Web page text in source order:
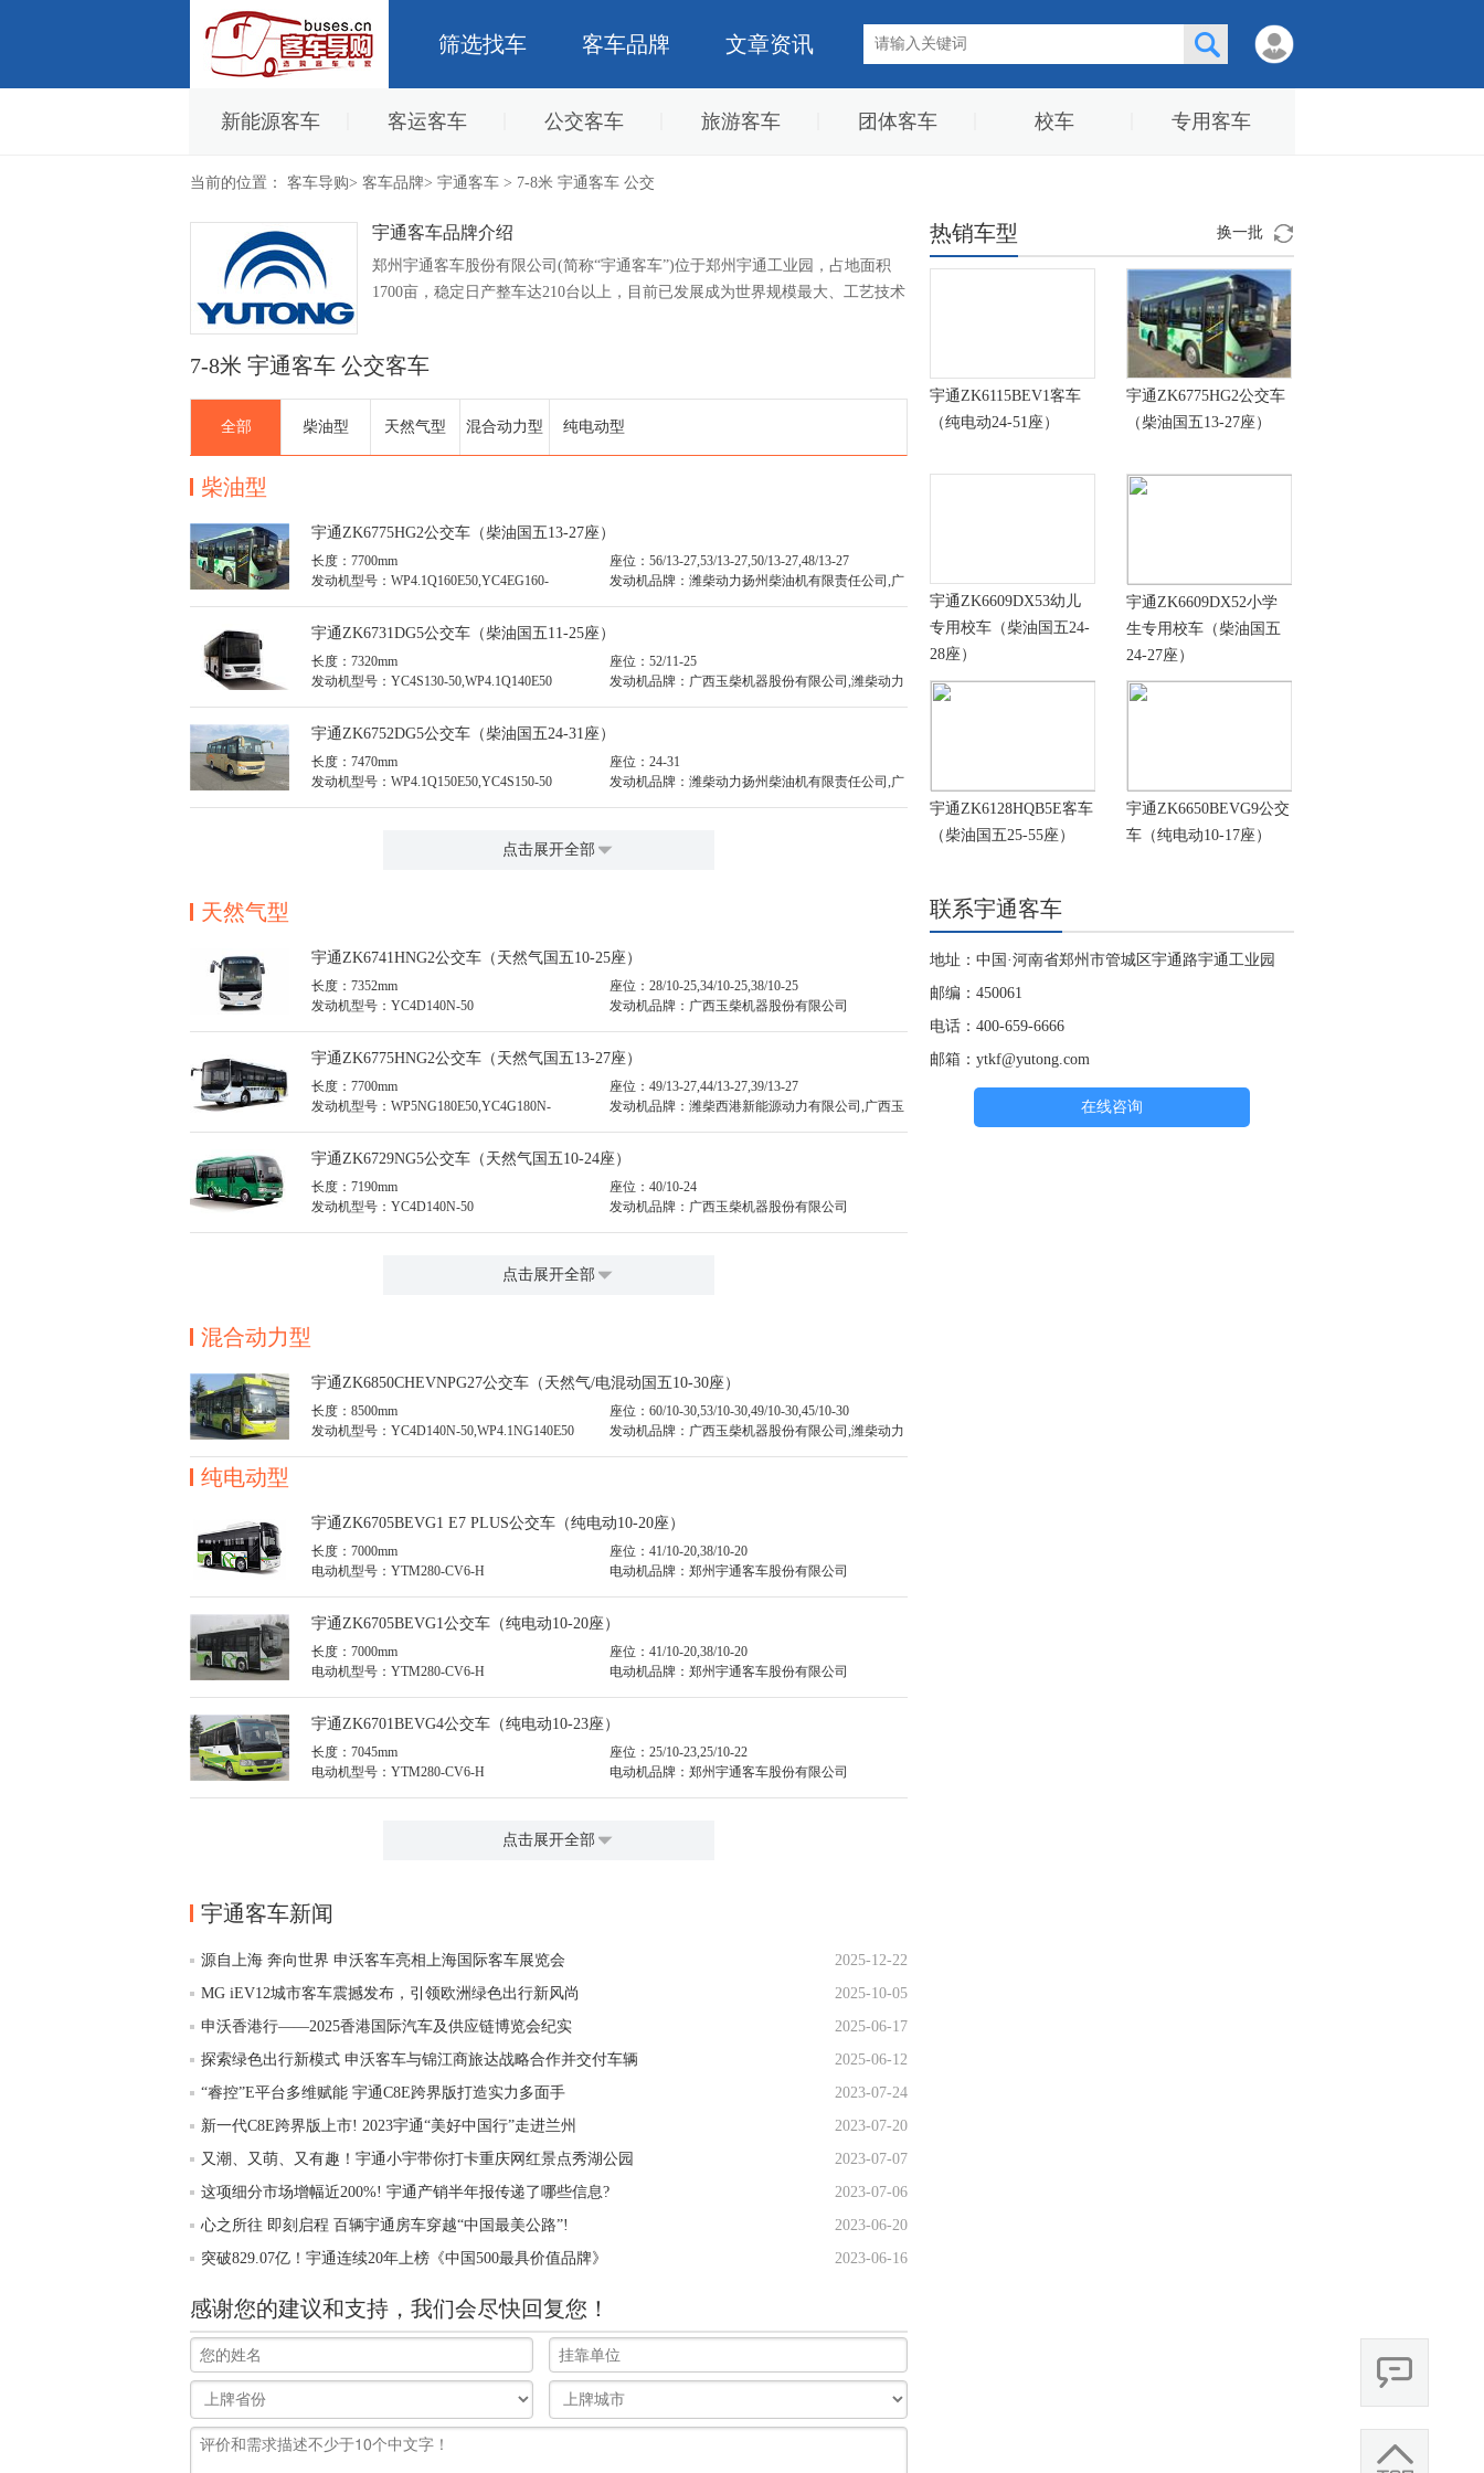
筛选找车 客车品牌 文章资讯
新能源客车 客运客车 公交客车 旅游客车 团体客车 校车 专用客车
当前的位置： 客车导购> 客车品牌> 宇通客车 > 7-8米 宇通客车 公交
宇通客车品牌介绍
郑州宇通客车股份有限公司(简称“宇通客车”)位于郑州宇通工业园，占地面积
1700亩，稳定日产整车达210台以上，目前已发展成为世界规模最大、工艺技术
7-8米 宇通客车 公交客车
全部 柴油型 天然气型 混合动力型 纯电动型
柴油型
宇通ZK6775HG2公交车（柴油国五13-27座）
长度：7700mm
座位：56/13-27,53/13-27,50/13-27,48/13-27
发动机型号：WP4.1Q160E50,YC4EG160-
50,YC4S160-50
发动机品牌：潍柴动力扬州柴油机有限责任公司,广
西玉柴机器股份有限公司,广西玉柴机器股份有限公
宇通ZK6731DG5公交车（柴油国五11-25座）
长度：7320mm
座位：52/11-25
发动机型号：YC4S130-50,WP4.1Q140E50
发动机品牌：广西玉柴机器股份有限公司,潍柴动力
扬州柴油机有限责任公司
宇通ZK6752DG5公交车（柴油国五24-31座）
长度：7470mm
座位：24-31
发动机型号：WP4.1Q150E50,YC4S150-50
发动机品牌：潍柴动力扬州柴油机有限责任公司,广
西玉柴机器股份有限公司
点击展开全部
天然气型
宇通ZK6741HNG2公交车（天然气国五10-25座）
长度：7352mm
座位：28/10-25,34/10-25,38/10-25
发动机型号：YC4D140N-50
发动机品牌：广西玉柴机器股份有限公司
宇通ZK6775HNG2公交车（天然气国五13-27座）
长度：7700mm
座位：49/13-27,44/13-27,39/13-27
发动机型号：WP5NG180E50,YC4G180N-
50,WP5NG165E50,SC5DT180Q5,YC4D140N-50
发动机品牌：潍柴西港新能源动力有限公司,广西玉
柴机器股份有限公司,潍柴西港新能源动力有限公司,
上海柴油机股份有限公司,广西玉柴机器股份有限公
宇通ZK6729NG5公交车（天然气国五10-24座）
长度：7190mm
座位：40/10-24
发动机型号：YC4D140N-50
发动机品牌：广西玉柴机器股份有限公司
点击展开全部
混合动力型
宇通ZK6850CHEVNPG27公交车（天然气/电混动国五10-30座）
长度：8500mm
座位：60/10-30,53/10-30,49/10-30,45/10-30
发动机型号：YC4D140N-50,WP4.1NG140E50
发动机品牌：广西玉柴机器股份有限公司,潍柴动力
扬州柴油机有限责任公司
纯电动型
宇通ZK6705BEVG1 E7 PLUS公交车（纯电动10-20座）
长度：7000mm
座位：41/10-20,38/10-20
电动机型号：YTM280-CV6-H
电动机品牌：郑州宇通客车股份有限公司
宇通ZK6705BEVG1公交车（纯电动10-20座）
长度：7000mm
座位：41/10-20,38/10-20
电动机型号：YTM280-CV6-H
电动机品牌：郑州宇通客车股份有限公司
宇通ZK6701BEVG4公交车（纯电动10-23座）
长度：7045mm
座位：25/10-23,25/10-22
电动机型号：YTM280-CV6-H
电动机品牌：郑州宇通客车股份有限公司
点击展开全部
宇通客车新闻
源自上海 奔向世界 申沃客车亮相上海国际客车展览会
2025-12-22
MG iEV12城市客车震撼发布，引领欧洲绿色出行新风尚
2025-10-05
申沃香港行——2025香港国际汽车及供应链博览会纪实
2025-06-17
探索绿色出行新模式 申沃客车与锦江商旅达战略合作并交付车辆
2025-06-12
“睿控”E平台多维赋能 宇通C8E跨界版打造实力多面手
2023-07-24
新一代C8E跨界版上市! 2023宇通“美好中国行”走进兰州
2023-07-20
又潮、又萌、又有趣！宇通小宇带你打卡重庆网红景点秀湖公园
2023-07-07
这项细分市场增幅近200%! 宇通产销半年报传递了哪些信息?
2023-07-06
心之所往 即刻启程 百辆宇通房车穿越“中国最美公路”!
2023-06-20
突破829.07亿！宇通连续20年上榜《中国500最具价值品牌》
2023-06-16
感谢您的建议和支持，我们会尽快回复您！
热销车型 换一批
宇通ZK6115BEV1客车
（纯电动24-51座）
宇通ZK6775HG2公交车
（柴油国五13-27座）
宇通ZK6609DX53幼儿
专用校车（柴油国五24-
28座）
宇通ZK6609DX52小学
生专用校车（柴油国五
24-27座）
宇通ZK6128HQB5E客车
（柴油国五25-55座）
宇通ZK6650BEVG9公交
车（纯电动10-17座）
联系宇通客车
地址：中国·河南省郑州市管城区宇通路宇通工业园
邮编：450061
电话：400-659-6666
邮箱：ytkf@yutong.com
在线咨询